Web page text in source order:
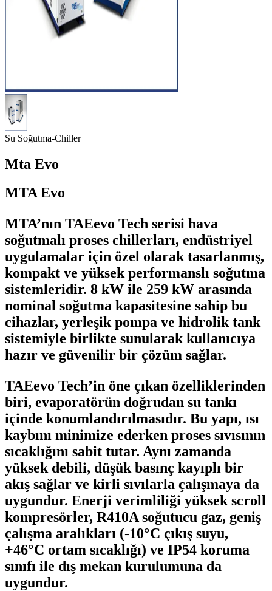
Su Soğutma-Chiller
Mta Evo
MTA Evo
MTA’nın TAEevo Tech serisi hava
soğutmalı proses chillerları, endüstriyel
uygulamalar için özel olarak tasarlanmış,
kompakt ve yüksek performanslı soğutma
sistemleridir. 8 kW ile 259 kW arasında
nominal soğutma kapasitesine sahip bu
cihazlar, yerleşik pompa ve hidrolik tank
sistemiyle birlikte sunularak kullanıcıya
hazır ve güvenilir bir çözüm sağlar.
TAEevo Tech’in öne çıkan özelliklerinden
biri, evaporatörün doğrudan su tankı
içinde konumlandırılmasıdır. Bu yapı, ısı
kaybını minimize ederken proses sıvısının
sıcaklığını sabit tutar. Aynı zamanda
yüksek debili, düşük basınç kayıplı bir
akış sağlar ve kirli sıvılarla çalışmaya da
uygundur. Enerji verimliliği yüksek scroll
kompresörler, R410A soğutucu gaz, geniş
çalışma aralıkları (-10°C çıkış suyu,
+46°C ortam sıcaklığı) ve IP54 koruma
sınıfı ile dış mekan kurulumuna da
uygundur.